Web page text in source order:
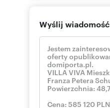
Wyślij wiadomość